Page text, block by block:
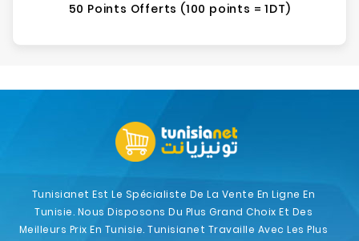
50 Points Offerts (100 points = 1DT)
Tunisianet Est Le Spécialiste De La Vente En Ligne En
Tunisie. Nous Disposons Du Plus Grand Choix Et Des
Meilleurs Prix En Tunisie. Tunisianet Travaille Avec Les Plus